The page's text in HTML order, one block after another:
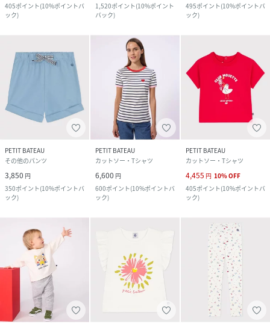
405ポイント(10%ポイントバ
ック)
1,520ポイント(10%ポイント
バック)
495ポイント(10%ポイントバ
ック)
PETIT BATEAU
その他のパンツ
3,850 円
350ポイント(10%ポイントバ
ック)
PETIT BATEAU
カットソー・Tシャツ
6,600 円
600ポイント(10%ポイントバ
ック)
PETIT BATEAU
カットソー・Tシャツ
4,455 円 10%OFF
405ポイント(10%ポイントバ
ック)